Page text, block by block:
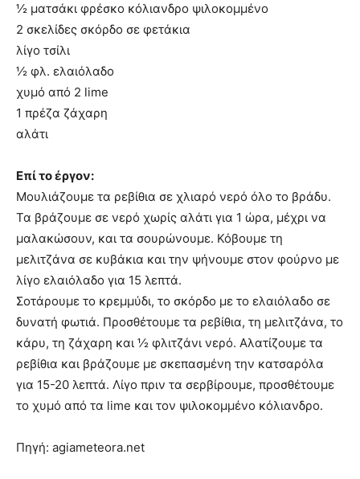
½ ματσάκι φρέσκο κόλιανδρο ψιλοκομμένο
2 σκελίδες σκόρδο σε φετάκια
λίγο τσίλι
½ φλ. ελαιόλαδο
χυμό από 2 lime
1 πρέζα ζάχαρη
αλάτι
Επί το έργον:
Μουλιάζουμε τα ρεβίθια σε χλιαρό νερό όλο το βράδυ.
Τα βράζουμε σε νερό χωρίς αλάτι για 1 ώρα, μέχρι να
μαλακώσουν, και τα σουρώνουμε. Κόβουμε τη
μελιτζάνα σε κυβάκια και την ψήνουμε στον φούρνο με
λίγο ελαιόλαδο για 15 λεπτά.
Σοτάρουμε το κρεμμύδι, το σκόρδο με το ελαιόλαδο σε
δυνατή φωτιά. Προσθέτουμε τα ρεβίθια, τη μελιτζάνα, το
κάρυ, τη ζάχαρη και ½ φλιτζάνι νερό. Αλατίζουμε τα
ρεβίθια και βράζουμε με σκεπασμένη την κατσαρόλα
για 15-20 λεπτά. Λίγο πριν τα σερβίρουμε, προσθέτουμε
το χυμό από τα lime και τον ψιλοκομμένο κόλιανδρο.
Πηγή: agiameteora.net